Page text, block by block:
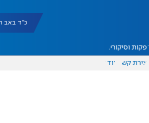
כ"ד באב תשפ"ו
הפקות וסיקורים
יצירת קשר עוד